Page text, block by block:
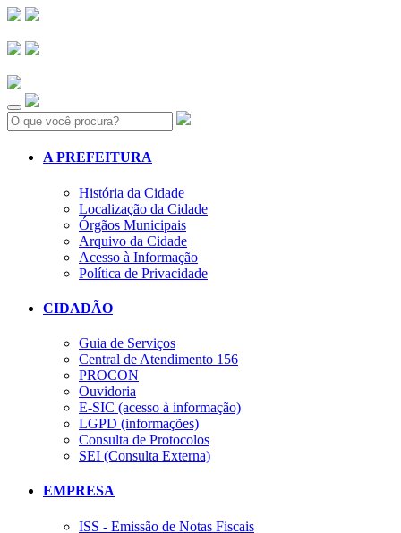
Search:
A PREFEITURA
História da Cidade
Localização da Cidade
Órgãos Municipais
Arquivo da Cidade
Acesso à Informação
Política de Privacidade
CIDADÃO
Guia de Serviços
Central de Atendimento 156
PROCON
Ouvidoria
E-SIC (acesso à informação)
LGPD (informações)
Consulta de Protocolos
SEI (Consulta Externa)
EMPRESA
ISS - Emissão de Notas Fiscais